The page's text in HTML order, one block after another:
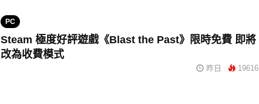
PC
Steam 極度好評遊戲《Blast the Past》限時免費 即將
改為收費模式
昨日 19616